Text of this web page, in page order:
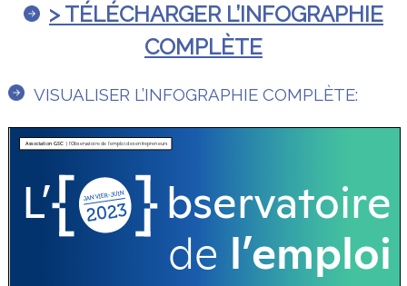
> TÉLÉCHARGER L’INFOGRAPHIE
COMPLÈTE
VISUALISER L’INFOGRAPHIE COMPLÈTE: